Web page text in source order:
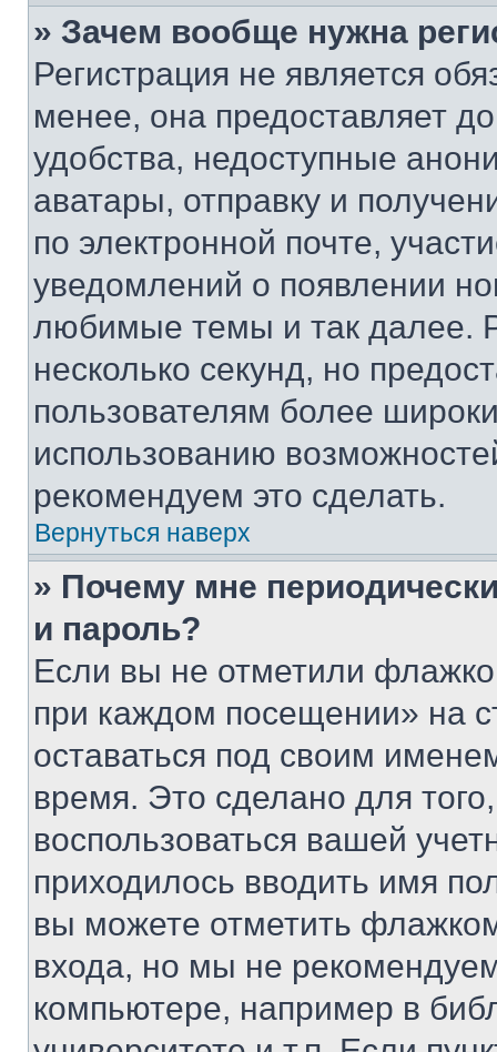
» Зачем вообще нужна
Регистрация не является
менее, она предоставляет
удобства, недоступные
аватары, отправку и
по электронной почте,
уведомлений о появлении
любимые темы и так далее.
несколько секунд, но
пользователям более
использованию
рекомендуем это сделать.
Вернуться наверх
» Почему мне
и пароль?
Если вы не отметили
при каждом посещении» на
оставаться под своим
время. Это сделано для
воспользоваться вашей
приходилось вводить имя
вы можете отметить
входа, но мы не
компьютере, например в